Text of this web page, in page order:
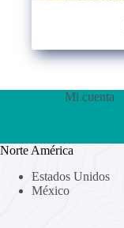
Mi cuenta
Norte América
Estados Unidos
México